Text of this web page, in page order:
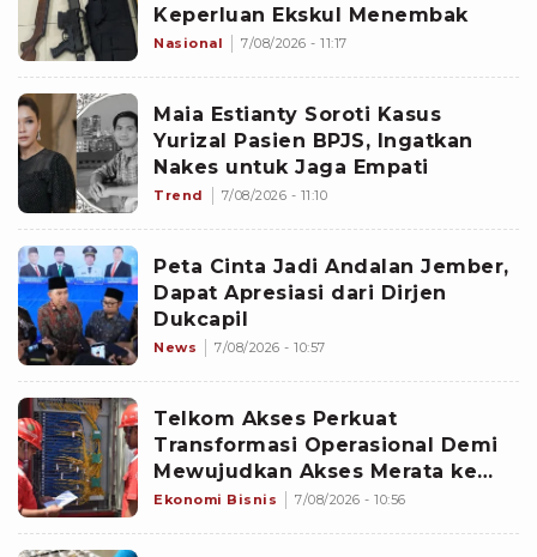
Keperluan Ekskul Menembak
Nasional 7/08/2026 - 11:17
Maia Estianty Soroti Kasus
Yurizal Pasien BPJS, Ingatkan
Nakes untuk Jaga Empati
Trend 7/08/2026 - 11:10
Peta Cinta Jadi Andalan Jember,
Dapat Apresiasi dari Dirjen
Dukcapil
News 7/08/2026 - 10:57
Telkom Akses Perkuat
Transformasi Operasional Demi
Mewujudkan Akses Merata ke
Seluruh Negeri
Ekonomi Bisnis 7/08/2026 - 10:56